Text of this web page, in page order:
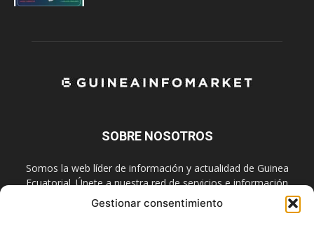
Gestionar consentimiento
SOBRE NOSOTROS
Somos la web líder de información y actualidad de Guinea
Ecuatorial. Únete a nuestra red de servicios e información
digital también en las redes sociales.